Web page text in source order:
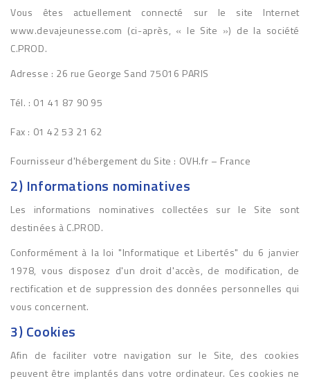
Vous êtes actuellement connecté sur le site Internet
www.devajeunesse.com (ci-après, « le Site ») de la société
C.PROD.
Adresse : 26 rue George Sand 75016 PARIS
Tél. : 01 41 87 90 95
Fax : 01 42 53 21 62
Fournisseur d'hébergement du Site : OVH.fr – France
2) Informations nominatives
Les informations nominatives collectées sur le Site sont
destinées à C.PROD.
Conformément à la loi "Informatique et Libertés" du 6 janvier
1978, vous disposez d'un droit d'accès, de modification, de
rectification et de suppression des données personnelles qui
vous concernent.
3) Cookies
Afin de faciliter votre navigation sur le Site, des cookies
peuvent être implantés dans votre ordinateur. Ces cookies ne